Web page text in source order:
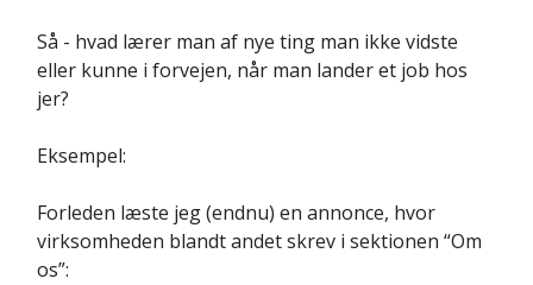
Så - hvad lærer man af nye ting man ikke vidste
eller kunne i forvejen, når man lander et job hos
jer?
Eksempel:
Forleden læste jeg (endnu) en annonce, hvor
virksomheden blandt andet skrev i sektionen “Om
os”: